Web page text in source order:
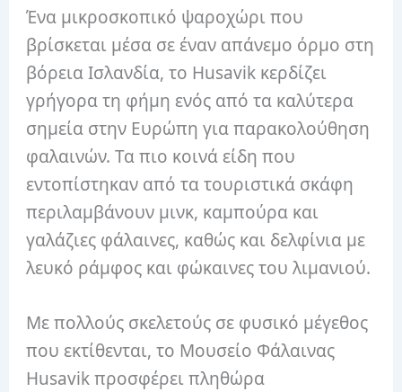
Ένα μικροσκοπικό ψαροχώρι που
βρίσκεται μέσα σε έναν απάνεμο όρμο στη
βόρεια Ισλανδία, το Husavik κερδίζει
γρήγορα τη φήμη ενός από τα καλύτερα
σημεία στην Ευρώπη για παρακολούθηση
φαλαινών. Τα πιο κοινά είδη που
εντοπίστηκαν από τα τουριστικά σκάφη
περιλαμβάνουν μινκ, καμπούρα και
γαλάζιες φάλαινες, καθώς και δελφίνια με
λευκό ράμφος και φώκαινες του λιμανιού.
Με πολλούς σκελετούς σε φυσικό μέγεθος
που εκτίθενται, το Μουσείο Φάλαινας
Husavik προσφέρει πληθώρα